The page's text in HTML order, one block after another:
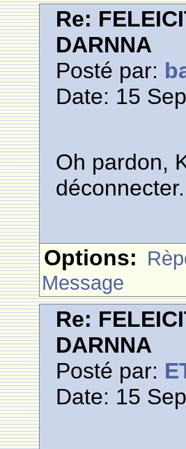
Re:
DARNNA
Posté par:
Date: 15
Oh pardon,
Options:
Message
Re:
DARNNA
Posté par:
Date: 15